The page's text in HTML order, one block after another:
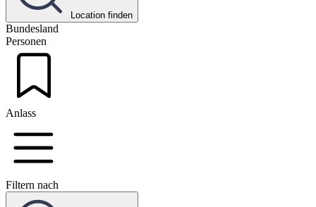
Location finden
Bundesland
Personen
Anlass
Filtern nach